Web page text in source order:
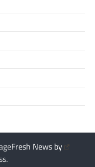
Fresh News by
.